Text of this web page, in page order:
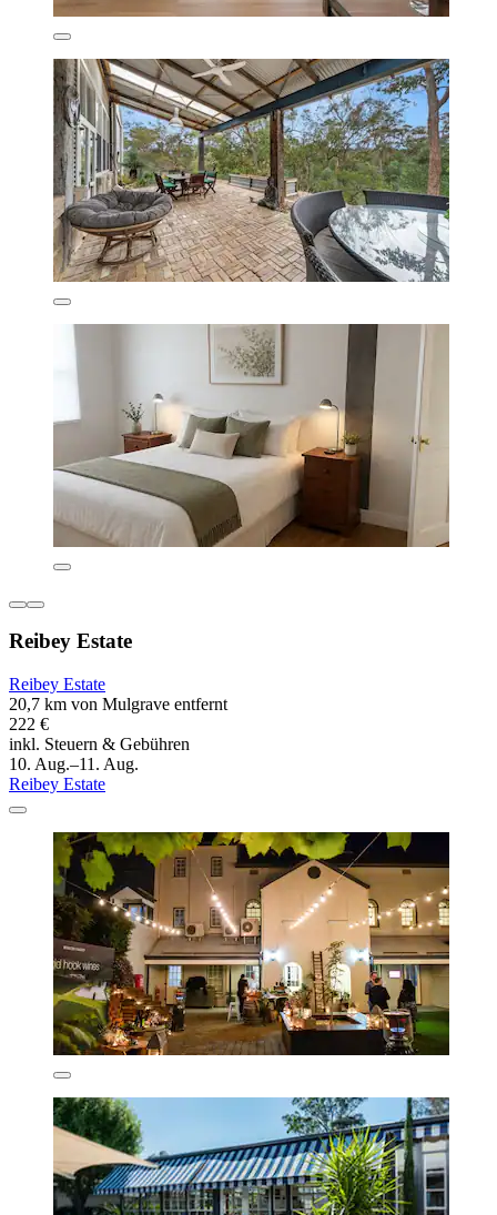
Reibey Estate
Reibey Estate
20,7 km von Mulgrave entfernt
222 €
inkl. Steuern & Gebühren
10. Aug.–11. Aug.
Reibey Estate